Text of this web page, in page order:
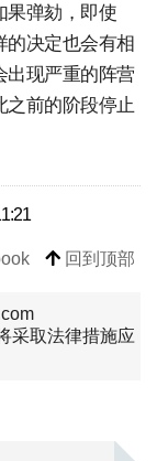
果弹劾，即使
的决定也会有相
出现严重的阵营
之前的阶段停止
回到顶部
采取法律措施应